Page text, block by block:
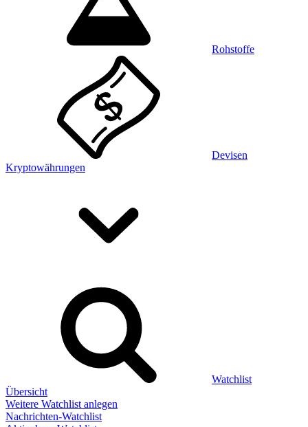
Rohstoffe
Devisen
Kryptowährungen
Watchlist
Übersicht
Weitere Watchlist anlegen
Nachrichten-Watchlist